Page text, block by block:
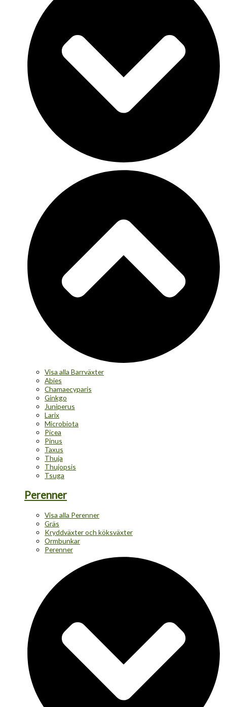
Visa alla Barrväxter
Abies
Chamaecyparis
Ginkgo
Juniperus
Larix
Microbiota
Picea
Pinus
Taxus
Thuja
Thujopsis
Tsuga
Perenner
Visa alla Perenner
Gräs
Kryddväxter och köksväxter
Ormbunkar
Perenner